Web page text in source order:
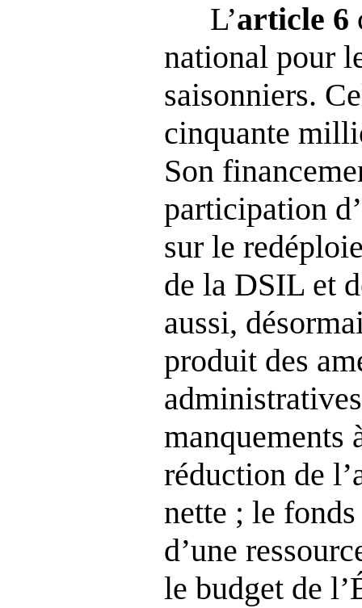
L’article 6
national pour
saisonniers.
cinquante
Son
participation
sur le
de la DSIL et
aussi,
produit des
manquements
réduction de
nette ; le
d’une
le budget de